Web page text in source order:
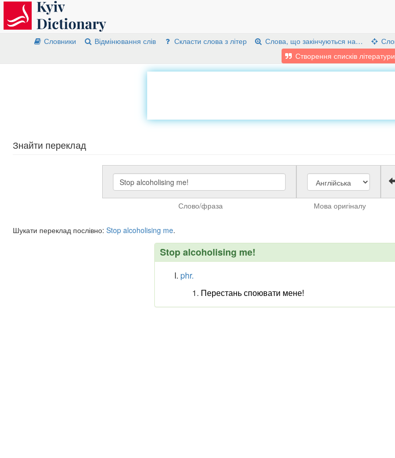
Словники Відмінювання слів Скласти слова з літер Слова, що закінчуються на…
Створення списків літератури
Знайти переклад
Слово/фраза Мова оригіналу
Шукати переклад послівно: Stop alcoholising me.
Stop alcoholising me!
phr.
Перестань споювати мене!